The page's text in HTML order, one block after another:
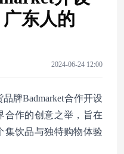
广东人的
2024-06-24 12:00
牌Badmarket合作开设
合作的创意之举，旨在
集饮品与独特购物体验